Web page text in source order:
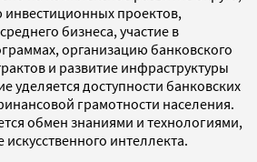
проектов,
бизнеса, участие в
организацию банковского
и развитие инфраструктуры
уделяется доступности банковских
грамотности населения.
обмен знаниями и технологиями,
искусственного интеллекта.